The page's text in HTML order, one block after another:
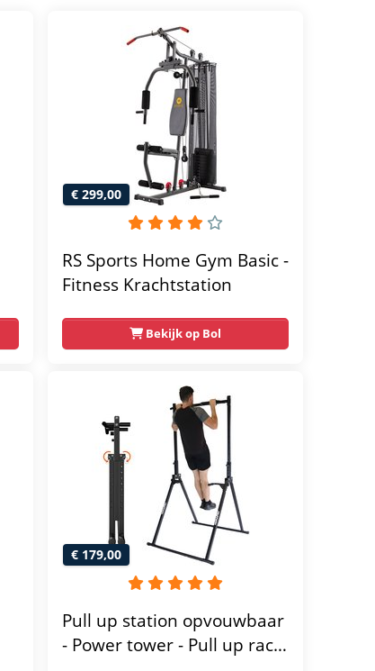
€ 299,00
RS Sports Home Gym Basic -
Fitness Krachtstation
Bekijk op Bol
€ 179,00
Pull up station opvouwbaar
- Power tower - Pull up rack